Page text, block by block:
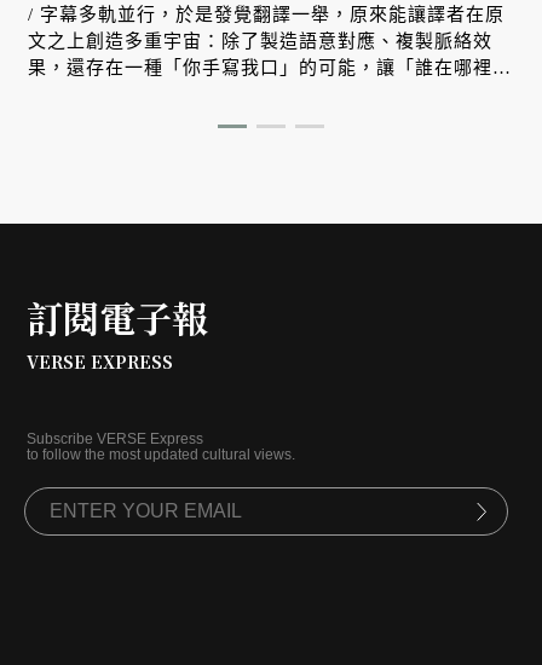
/ 字幕多軌並行，於是發覺翻譯一舉，原來能讓譯者在原
文之上創造多重宇宙：除了製造語意對應、複製脈絡效
果，還存在一種「你手寫我口」的可能，讓「誰在哪裡為
一作，便藉靈與肉的關係，讓原文與翻譯、城市及生活碰
訂閱電子報
VERSE EXPRESS
Subscribe VERSE Express
to follow the most updated cultural views.